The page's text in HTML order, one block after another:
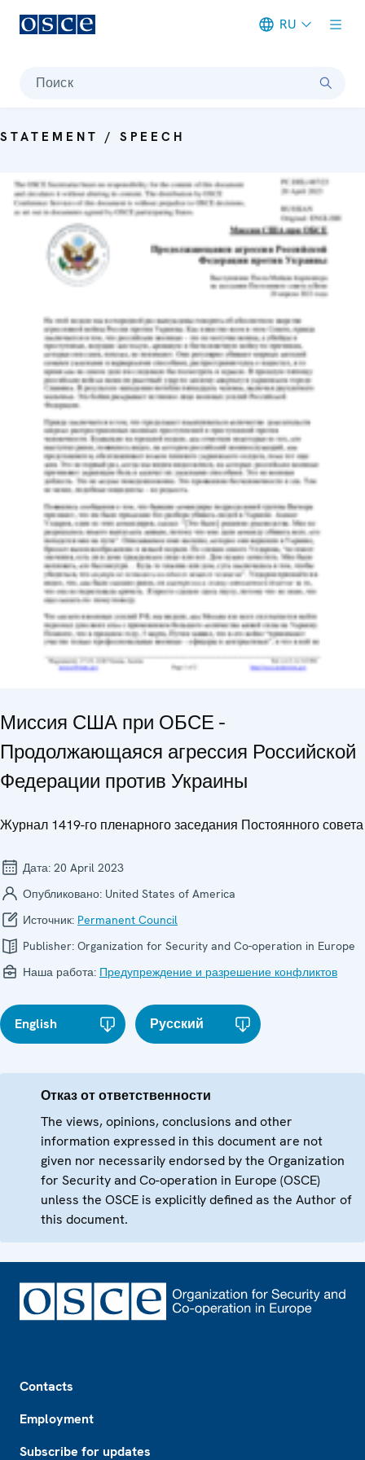
RU
Поиск
STATEMENT / SPEECH
Миссия США при ОБСЕ -
Продолжающаяся агрессия Российской
Федерации против Украины
Журнал 1419-го пленарного заседания Постоянного совета
Дата: 20 April 2023
Опубликовано: United States of America
Источник: Permanent Council
Publisher: Organization for Security and Co-operation in Europe
Наша работа: Предупреждение и разрешение конфликтов
English Русский
Отказ от ответственности
The views, opinions, conclusions and other
information expressed in this document are not
given nor necessarily endorsed by the Organization
for Security and Co-operation in Europe (OSCE)
unless the OSCE is explicitly defined as the Author of
this document.
Contacts
Employment
Subscribe for updates